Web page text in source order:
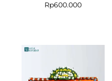
Rp600.000